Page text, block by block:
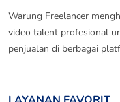
Warung Freelancer
video talent profesional
penjualan di berbagai